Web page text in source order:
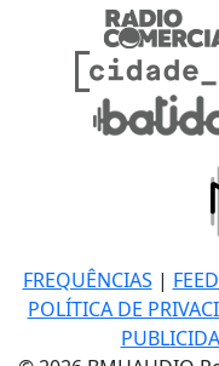
FREQUÊNCIAS |
POLÍTICA DE